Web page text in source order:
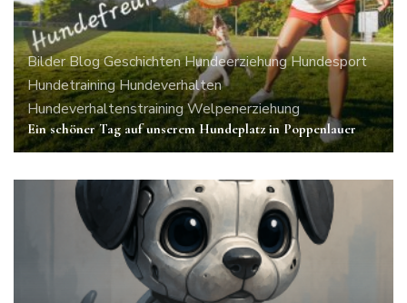
BilderBlogGeschichtenHundeerziehungHundesport
HundetrainingHundeverhalten
HundeverhaltenstrainingWelpenerziehung
Ein schöner Tag auf unserem Hundeplatz in Poppenlauer